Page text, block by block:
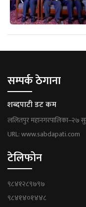
सम्पर्क ठेगाना
शब्दपाटी डट कम
ललितपुर महानगरपालिका–२७
URL: www.sabdapati.com
टेलिफोन
९८४१२८९७९७
९८४१४०१४४८